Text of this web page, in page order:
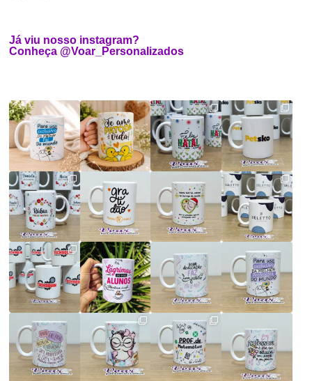
Já viu nosso instagram?
Conheça @Voar_Personalizados